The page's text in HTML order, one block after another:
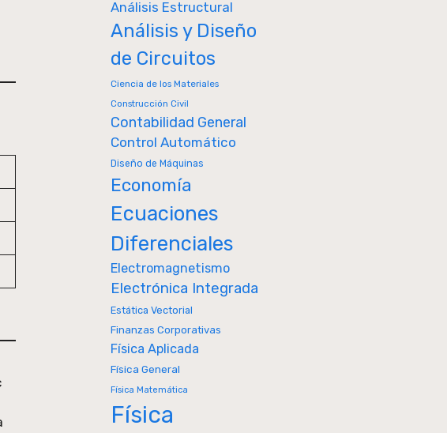
Análisis Estructural
Análisis y Diseño
de Circuitos
Ciencia de los Materiales
Construcción Civil
Contabilidad General
Control Automático
Diseño de Máquinas
Economía
Ecuaciones
Diferenciales
Electromagnetismo
Electrónica Integrada
Estática Vectorial
Finanzas Corporativas
Física Aplicada
Física General
Física Matemática
Física